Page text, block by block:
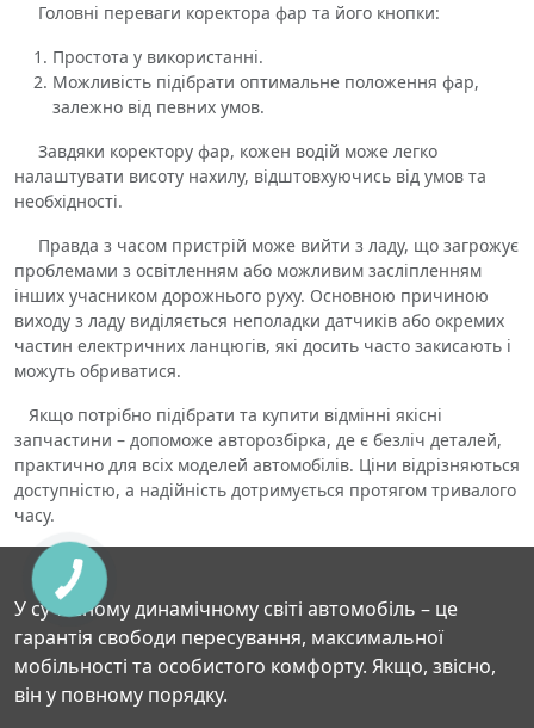
Головні переваги коректора фар та його кнопки:
Простота у використанні.
Можливість підібрати оптимальне положення фар,
залежно від певних умов.
Завдяки коректору фар, кожен водій може легко
налаштувати висоту нахилу, відштовхуючись від умов та
необхідності.
Правда з часом пристрій може вийти з ладу, що загрожує
проблемами з освітленням або можливим засліпленням
інших учасником дорожнього руху. Основною причиною
виходу з ладу виділяється неполадки датчиків або окремих
частин електричних ланцюгів, які досить часто закисають і
можуть обриватися.
Якщо потрібно підібрати та купити відмінні якісні
запчастини – допоможе авторозбірка, де є безліч деталей,
практично для всіх моделей автомобілів. Ціни відрізняються
доступністю, а надійність дотримується протягом тривалого
часу.
У сучасному динамічному світі автомобіль – це
гарантія свободи пересування, максимальної
мобільності та особистого комфорту. Якщо, звісно,
він у повному порядку.